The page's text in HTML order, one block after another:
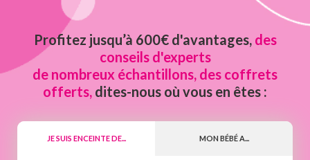
Profitez jusqu’à 600€ d'avantages, des
conseils d'experts
de nombreux échantillons, des coffrets
offerts, dites-nous où vous en êtes :
JE SUIS ENCEINTE DE... MON BÉBÉ A...